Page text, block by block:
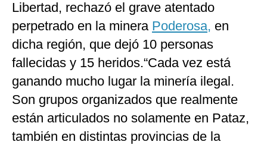
Libertad, rechazó el grave atentado
perpetrado en la minera Poderosa, en
dicha región, que dejó 10 personas
fallecidas y 15 heridos.“Cada vez está
ganando mucho lugar la minería ilegal.
Son grupos organizados que realmente
están articulados no solamente en Pataz,
también en distintas provincias de la